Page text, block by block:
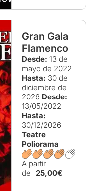
Gran Gala
Flamenco
Desde: 13 de
mayo de 2022
Hasta: 30 de
diciembre de
2026 Desde:
13/05/2022
Hasta:
30/12/2026
Teatre
Poliorama
A partir
de
25,00€